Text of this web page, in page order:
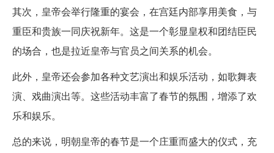
其次，皇帝会举行隆重的宴会，在宫廷内部享用美食，与
重臣和贵族一同庆祝新年。这是一个彰显皇权和团结臣民
的场合，也是拉近皇帝与官员之间关系的机会。
此外，皇帝还会参加各种文艺演出和娱乐活动，如歌舞表
演、戏曲演出等。这些活动丰富了春节的氛围，增添了欢
乐和娱乐。
总的来说，明朝皇帝的春节是一个庄重而盛大的仪式，充